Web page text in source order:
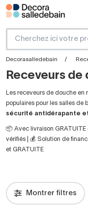
Decorasalledebain
Receveurs de
Les receveurs de douche en
populaires pour les salles de
sécurité antidérapante
📦 Avec livraison GRATUITE
vérifiés | 💰 Solution de
et GRATUITE
Montrer filtres